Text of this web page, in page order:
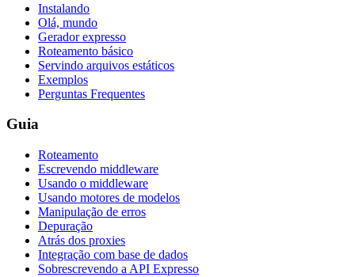
Instalando
Olá, mundo
Gerador expresso
Roteamento básico
Servindo arquivos estáticos
Exemplos
Perguntas Frequentes
Guia
Roteamento
Escrevendo middleware
Usando o middleware
Usando motores de modelos
Manipulação de erros
Depuração
Atrás dos proxies
Integração com base de dados
Sobrescrevendo a API Expresso